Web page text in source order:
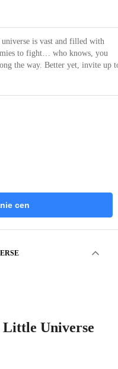
is vast and filled with
to fight… who knows, you
the way. Better yet, invite up
cen
Little Universe